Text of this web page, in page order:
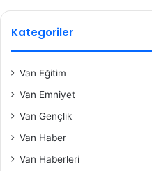
Kategoriler
Van Eğitim
Van Emniyet
Van Gençlik
Van Haber
Van Haberleri